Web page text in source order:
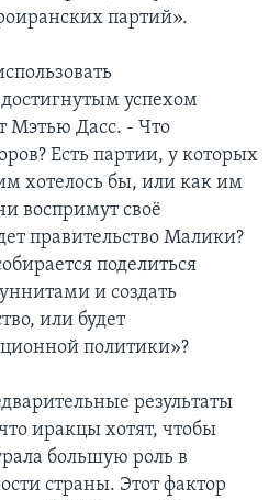
партий».
успехом
Мэтью Дасс. - Что
Есть партии, у которых
хотелось бы, или как им
воспримут своё
правительство Малики?
поделиться
и создать
или будет
политики»?
результаты
иракцы хотят, чтобы
большую роль в
страны. Этот фактор